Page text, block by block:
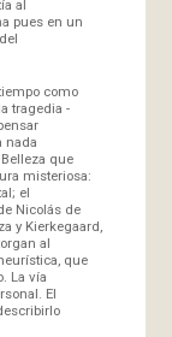
al
pues en un
como
tragedia -
nada
que
misteriosa:
el
Nicolás de
y Kierkegaard,
al
que
La vía
El